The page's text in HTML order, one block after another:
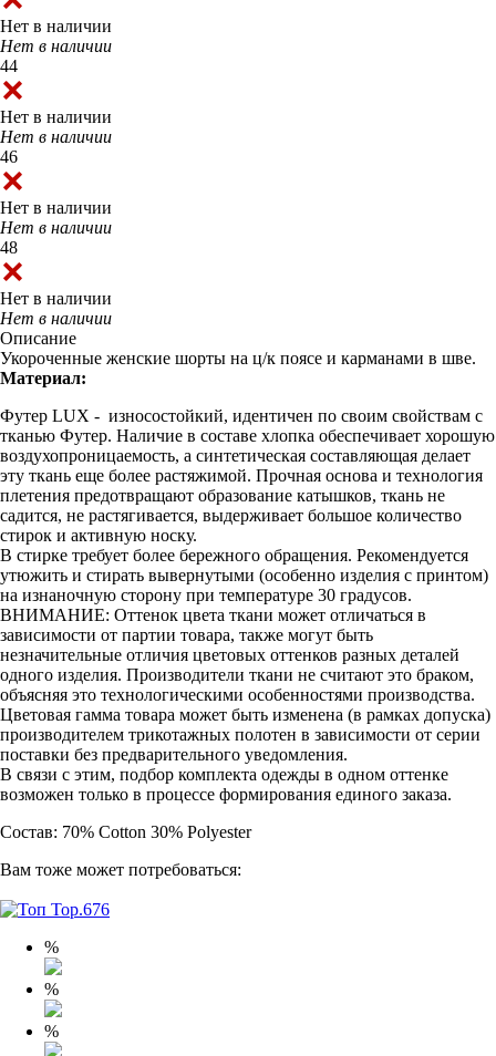
Нет в наличии
Нет в наличии
44
Нет в наличии
Нет в наличии
46
Нет в наличии
Нет в наличии
48
Нет в наличии
Нет в наличии
Описание
Укороченные женские шорты на ц/к поясе и карманами в шве.
Материал:
Футер LUX - износостойкий, идентичен по своим свойствам с
тканью Футер. Наличие в составе хлопка обеспечивает хорошую
воздухопроницаемость, а синтетическая составляющая делает
эту ткань еще более растяжимой. Прочная основа и технология
плетения предотвращают образование катышков, ткань не
садится, не растягивается, выдерживает большое количество
стирок и активную носку.
В стирке требует более бережного обращения. Рекомендуется
утюжить и стирать вывернутыми (особенно изделия с принтом)
на изнаночную сторону при температуре 30 градусов.
ВНИМАНИЕ: Оттенок цвета ткани может отличаться в
зависимости от партии товара, также могут быть
незначительные отличия цветовых оттенков разных деталей
одного изделия. Производители ткани не считают это браком,
объясняя это технологическими особенностями производства.
Цветовая гамма товара может быть изменена (в рамках допуска)
производителем трикотажных полотен в зависимости от серии
поставки без предварительного уведомления.
В связи с этим, подбор комплекта одежды в одном оттенке
возможен только в процессе формирования единого заказа.
Состав: 70% Cotton 30% Polyester
Вам тоже может потребоваться:
%
%
%